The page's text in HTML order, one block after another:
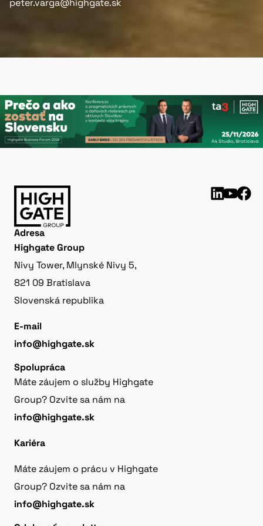
peter.varga@highgate.sk
Adresa
Highgate Group
Nivy Tower, Mlynské Nivy 5,
821 09 Bratislava
Slovenská republika
E-mail
info@highgate.sk
Spolupráca
Máte záujem o služby Highgate
Group? Ozvite sa nám na
info@highgate.sk
Kariéra
Máte záujem o prácu v Highgate
Group? Ozvite sa nám na
info@highgate.sk